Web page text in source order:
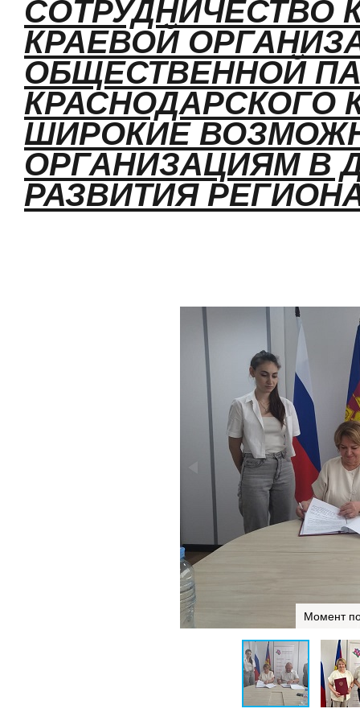
СОТРУДНИЧЕСТВО
КРАЕВОЙ
ОБЩЕСТВЕННОЙ
КРАСНОДАРСКОГО
ШИРОКИЕ
ОРГАНИЗАЦИЯМ В
РАЗВИТИЯ
Момент